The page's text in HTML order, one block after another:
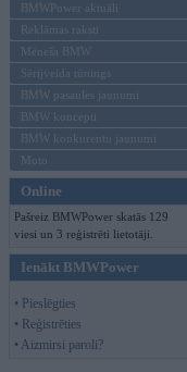
BMWPower aktuāli
Reklāmas raksti
Mēneša BMW
Sērijveida tūnings
BMW pasaules jaunumi
BMW koncepti
BMW konkurentu jaunumi
Moto
Online
Pašreiz BMWPower skatās 129
viesi un 3 reģistrēti lietotāji.
Ienākt BMWPower
• Pieslēgties
• Reģistrēties
• Aizmirsi paroli?